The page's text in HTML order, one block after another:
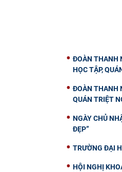
ĐOÀN THANH
HỌC TẬP,
ĐOÀN THANH
QUÁN TRIỆT
NGÀY CHỦ
ĐẸP”
TRƯỜNG ĐẠI
HỘI NGHỊ